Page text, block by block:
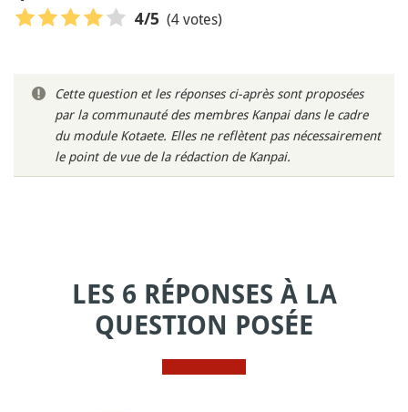
4/5 (4 votes)
Cette question et les réponses ci-après sont proposées
par la communauté des membres Kanpai dans le cadre
du module Kotaete. Elles ne reflètent pas nécessairement
le point de vue de la rédaction de Kanpai.
LES 6 RÉPONSES À LA
QUESTION POSÉE